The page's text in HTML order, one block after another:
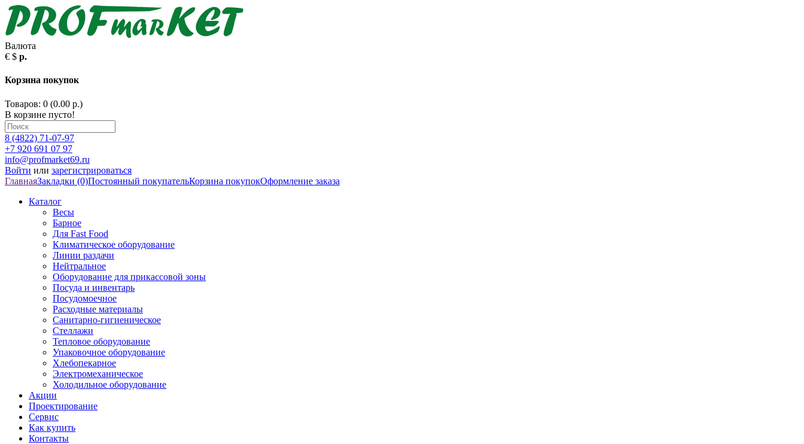
Валюта
€ $ р.
Корзина покупок
Товаров: 0 (0.00 р.)
В корзине пусто!
8 (4822) 71-07-97
+7 920 691 07 97
info@profmarket69.ru
Войти или зарегистрироваться
ГлавнаяЗакладки (0)Постоянный покупательКорзина покупокОформление заказа
Каталог
Весы
Барное
Для Fast Food
Климатическое оборудование
Линии раздачи
Нейтральное
Оборудование для прикассовой зоны
Посуда и инвентарь
Посудомоечное
Расходные материалы
Санитарно-гигиеническое
Стеллажи
Тепловое оборудование
Упаковочное оборудование
Хлебопекарное
Электромеханическое
Холодильное оборудование
Акции
Проектирование
Сервис
Как купить
Контакты